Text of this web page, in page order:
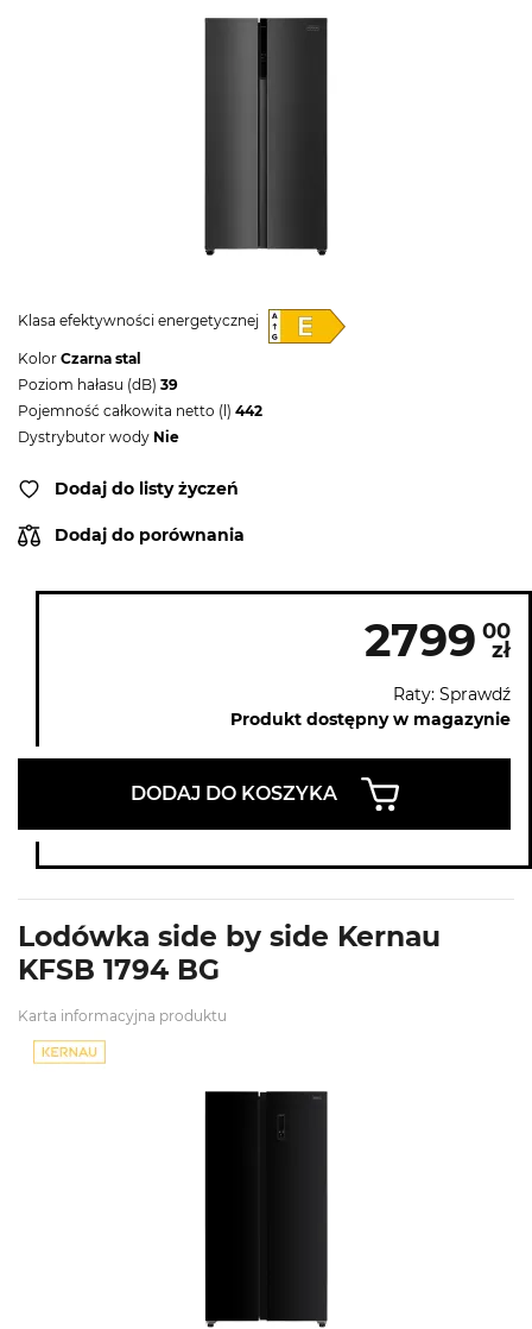
Klasa efektywności energetycznej
Kolor Czarna stal
Poziom hałasu (dB) 39
Pojemność całkowita netto (l) 442
Dystrybutor wody Nie
Dodaj do listy życzeń
Dodaj do porównania
2799 00
zł
Raty: Sprawdź
Produkt dostępny w magazynie
DODAJ DO KOSZYKA
Lodówka side by side Kernau
KFSB 1794 BG
Karta informacyjna produktu